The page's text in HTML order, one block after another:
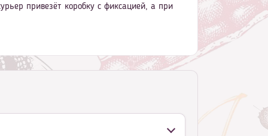
привезёт коробку с фиксацией, а при